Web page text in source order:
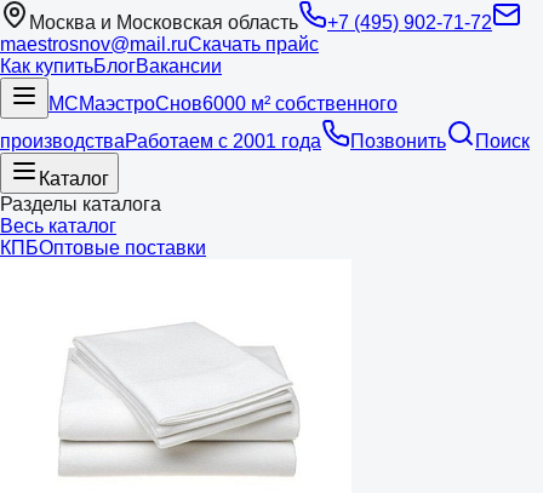
Москва и Московская область
+7 (495) 902-71-72
maestrosnov@mail.ruСкачать прайс
Как купитьБлогВакансии
МСМаэстроСнов6000 м² собственного
производстваРаботаем с 2001 года Позвонить
Поиск
Каталог
Разделы каталога
Весь каталог
КПБОптовые поставки